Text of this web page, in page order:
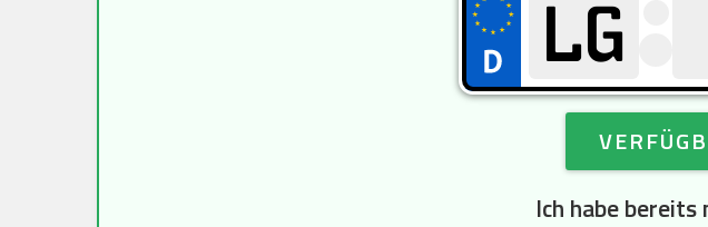
Ich habe bereits